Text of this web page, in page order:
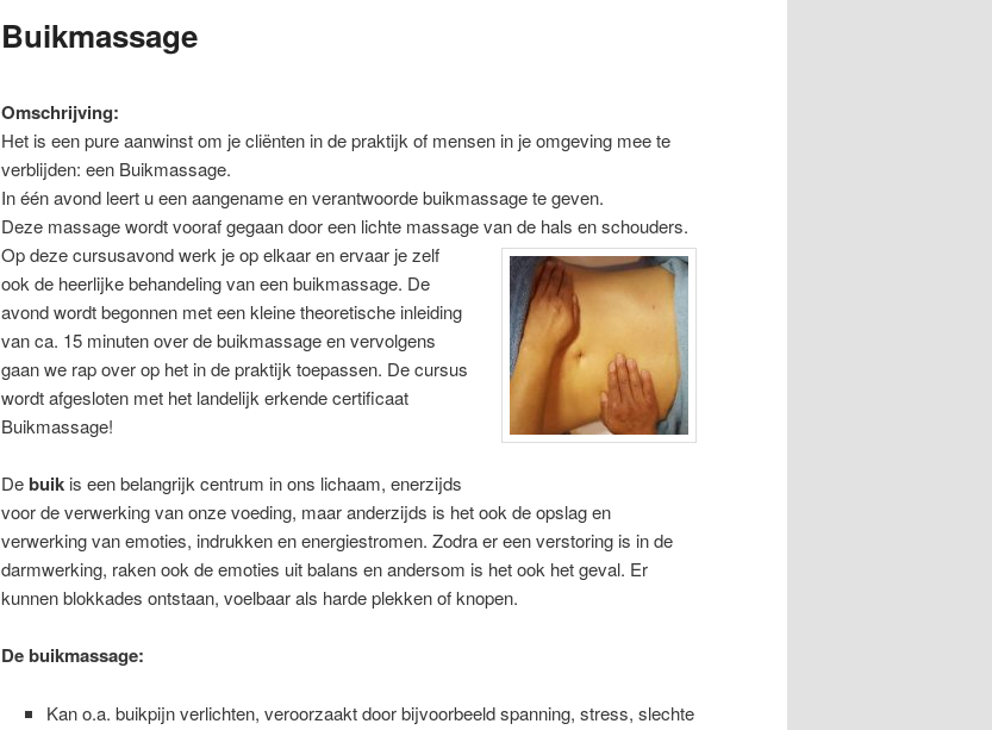
Buikmassage
Omschrijving:
Het is een pure aanwinst om je cliënten in de praktijk of mensen in je omgeving mee te
verblijden: een Buikmassage.
In één avond leert u een aangename en verantwoorde buikmassage te geven.
Deze massage wordt vooraf gegaan door een lichte massage van de hals en schouders.
Op deze cursusavond werk je op elkaar en ervaar je zelf
ook de heerlijke behandeling van een buikmassage. De
avond wordt begonnen met een kleine theoretische inleiding
van ca. 15 minuten over de buikmassage en vervolgens
gaan we rap over op het in de praktijk toepassen. De cursus
wordt afgesloten met het landelijk erkende certificaat
Buikmassage!
Debuik is een belangrijk centrum in ons lichaam, enerzijds
voor de verwerking van onze voeding, maar anderzijds is het ook de opslag en
verwerking van emoties, indrukken en energiestromen. Zodra er een verstoring is in de
darmwerking, raken ook de emoties uit balans en andersom is het ook het geval. Er
kunnen blokkades ontstaan, voelbaar als harde plekken of knopen.
De buikmassage:
Kan o.a. buikpijn verlichten, veroorzaakt door bijvoorbeeld spanning, stress, slechte